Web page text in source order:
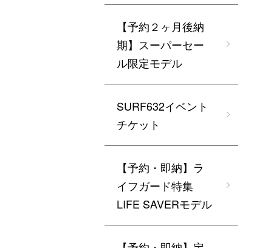
【予約２ヶ月後納
期】スーパーセー
ル限定モデル
SURF632イベント
チケット
【予約・即納】ラ
イフガード特集
LIFE SAVERモデル